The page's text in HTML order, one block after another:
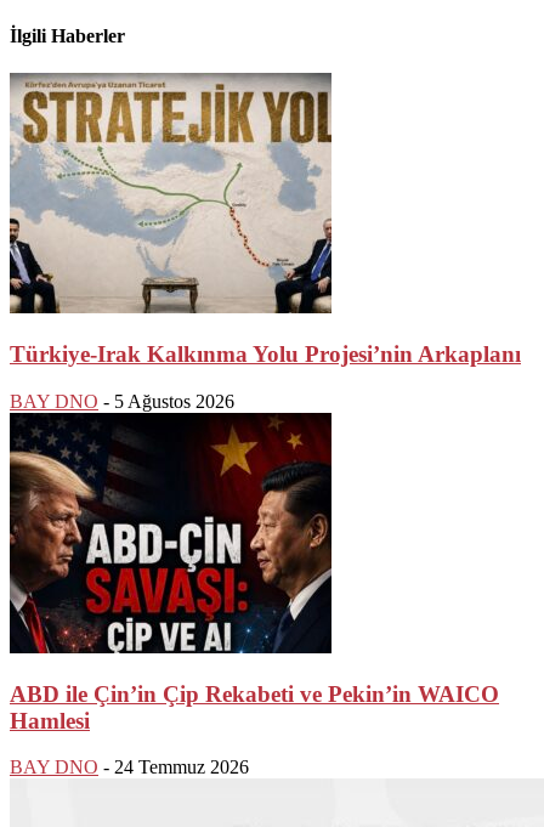
İlgili Haberler
Türkiye-Irak Kalkınma Yolu Projesi’nin Arkaplanı
BAY DNO - 5 Ağustos 2026
ABD ile Çin’in Çip Rekabeti ve Pekin’in WAICO
Hamlesi
BAY DNO - 24 Temmuz 2026